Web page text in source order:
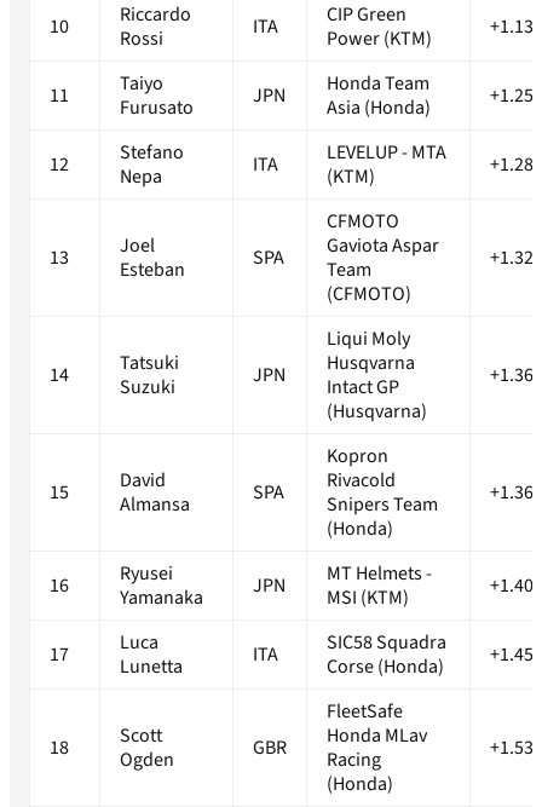
10
Riccardo
Rossi
ITA
CIP Green
Power (KTM)
11
Taiyo
Furusato
JPN
Honda Team
Asia (Honda)
12
Stefano
Nepa
ITA
LEVELUP - MTA
(KTM)
13
Joel
Esteban
SPA
CFMOTO
Gaviota Aspar
Team
(CFMOTO)
14
Tatsuki
Suzuki
JPN
Liqui Moly
Husqvarna
Intact GP
(Husqvarna)
15
David
Almansa
SPA
Kopron
Rivacold
Snipers Team
(Honda)
16
Ryusei
Yamanaka
JPN
MT Helmets -
MSI (KTM)
17
Luca
Lunetta
ITA
SIC58 Squadra
Corse (Honda)
18
Scott
Ogden
GBR
FleetSafe
Honda MLav
Racing
(Honda)